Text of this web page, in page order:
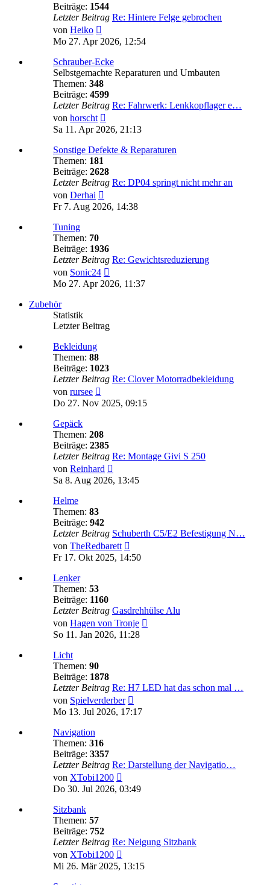
Beiträge: 1544
Letzter Beitrag Re: Hintere Felge gebrochen
von Heiko
Beitrag
Mo 27. Apr 2026, 12:54
Schrauber-Ecke
Selbstgemachte Reparaturen und Umbauten
Themen: 348
Beiträge: 4599
Letzter Beitrag Re: Fahrwerk: Lenkkopflager e…
von horscht
Beitrag
Sa 11. Apr 2026, 21:13
Sonstige Defekte & Reparaturen
Themen: 181
Beiträge: 2628
Letzter Beitrag Re: DP04 springt nicht mehr an
von Derhai
Beitrag
Fr 7. Aug 2026, 14:38
Tuning
Themen: 70
Beiträge: 1936
Letzter Beitrag Re: Gewichtsreduzierung
von Sonic24
Beitrag
Mo 27. Apr 2026, 11:37
Zubehör
Statistik
Letzter Beitrag
Bekleidung
Themen: 88
Beiträge: 1023
Letzter Beitrag Re: Clover Motorradbekleidung
von rursee
Beitrag
Do 27. Nov 2025, 09:15
Gepäck
Themen: 208
Beiträge: 2385
Letzter Beitrag Re: Montage Givi S 250
von Reinhard
Beitrag
Sa 8. Aug 2026, 13:45
Helme
Themen: 83
Beiträge: 942
Letzter Beitrag Schuberth C5/E2 Befestigung N…
von TheRedbarett
Beitrag
Fr 17. Okt 2025, 14:50
Lenker
Themen: 53
Beiträge: 1160
Letzter Beitrag Gasdrehhülse Alu
von Hagen von Tronje
So 11. Jan 2026, 11:28
Licht
Themen: 90
Beiträge: 1878
Letzter Beitrag Re: H7 LED hat das schon mal …
von Spielverderber
Beitrag
Mo 13. Jul 2026, 17:17
Navigation
Themen: 316
Beiträge: 3357
Letzter Beitrag Re: Darstellung der Navigatio…
von XTobi1200
Beitrag
Do 30. Jul 2026, 03:49
Sitzbank
Themen: 57
Beiträge: 752
Letzter Beitrag Re: Neigung Sitzbank
von XTobi1200
Beitrag
Mi 26. Mär 2025, 13:15